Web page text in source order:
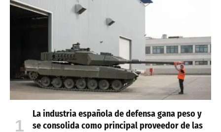
La industria española de defensa gana peso y
se consolida como principal proveedor de las